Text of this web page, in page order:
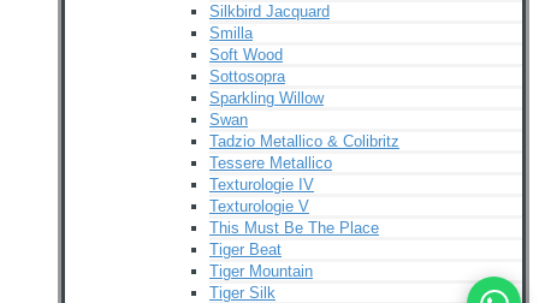
Silkbird Jacquard
Smilla
Soft Wood
Sottosopra
Sparkling Willow
Swan
Tadzio Metallico & Colibritz
Tessere Metallico
Texturologie IV
Texturologie V
This Must Be The Place
Tiger Beat
Tiger Mountain
Tiger Silk